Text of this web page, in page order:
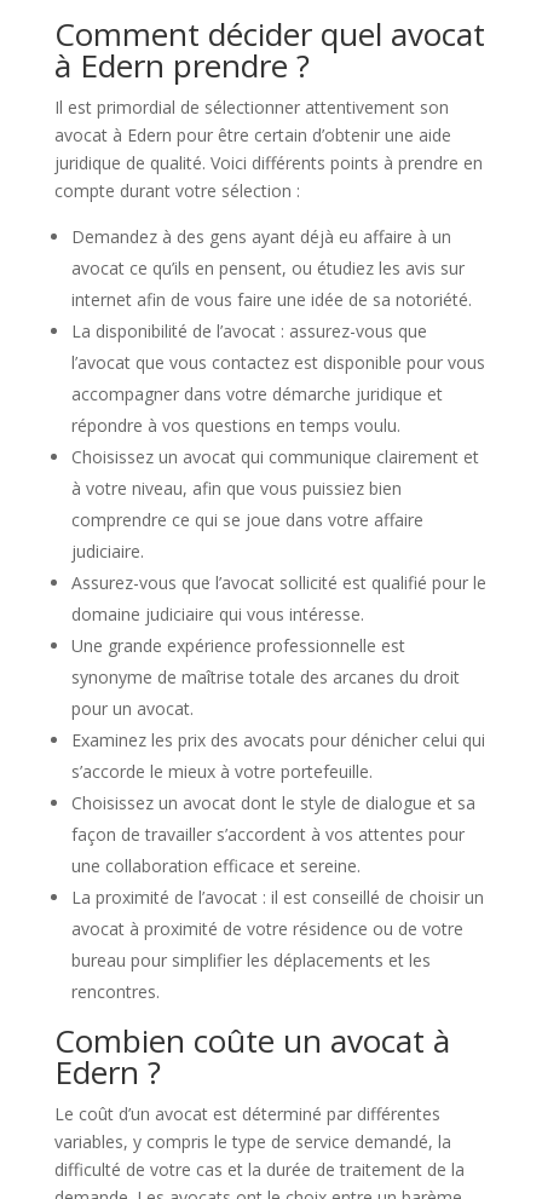
Comment décider quel avocat
à Edern prendre ?
Il est primordial de sélectionner attentivement son
avocat à Edern pour être certain d’obtenir une aide
juridique de qualité. Voici différents points à prendre en
compte durant votre sélection :
Demandez à des gens ayant déjà eu affaire à un
avocat ce qu’ils en pensent, ou étudiez les avis sur
internet afin de vous faire une idée de sa notoriété.
La disponibilité de l’avocat : assurez-vous que
l’avocat que vous contactez est disponible pour vous
accompagner dans votre démarche juridique et
répondre à vos questions en temps voulu.
Choisissez un avocat qui communique clairement et
à votre niveau, afin que vous puissiez bien
comprendre ce qui se joue dans votre affaire
judiciaire.
Assurez-vous que l’avocat sollicité est qualifié pour le
domaine judiciaire qui vous intéresse.
Une grande expérience professionnelle est
synonyme de maîtrise totale des arcanes du droit
pour un avocat.
Examinez les prix des avocats pour dénicher celui qui
s’accorde le mieux à votre portefeuille.
Choisissez un avocat dont le style de dialogue et sa
façon de travailler s’accordent à vos attentes pour
une collaboration efficace et sereine.
La proximité de l’avocat : il est conseillé de choisir un
avocat à proximité de votre résidence ou de votre
bureau pour simplifier les déplacements et les
rencontres.
Combien coûte un avocat à
Edern ?
Le coût d’un avocat est déterminé par différentes
variables, y compris le type de service demandé, la
difficulté de votre cas et la durée de traitement de la